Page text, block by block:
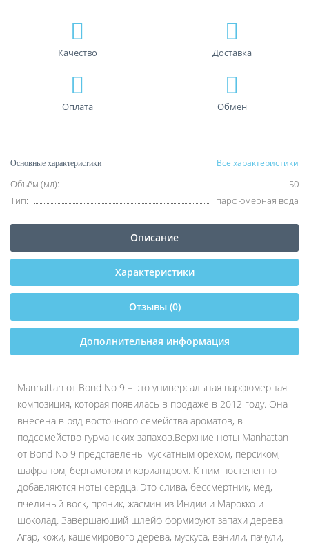
Качество Доставка
Оплата Обмен
Основные характеристики Все характеристики
Объём (мл):
50
Тип:
парфюмерная вода
Описание
Характеристики
Отзывы (0)
Дополнительная информация
Manhattan от Bond No 9 – это универсальная парфюмерная
композиция, которая появилась в продаже в 2012 году. Она
внесена в ряд восточного семейства ароматов, в
подсемейство гурманских запахов.Верхние ноты Manhattan
от Bond No 9 представлены мускатным орехом, персиком,
шафраном, бергамотом и кориандром. К ним постепенно
добавляются ноты сердца. Это слива, бессмертник, мед,
пчелиный воск, пряник, жасмин из Индии и Марокко и
шоколад. Завершающий шлейф формируют запахи дерева
Агар, кожи, кашемирового дерева, мускуса, ванили, пачули,